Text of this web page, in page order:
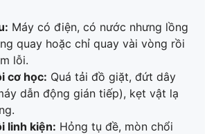
Máy có điện, có nước nhưng lồng
quay hoặc chỉ quay vài vòng rồi
lỗi.
cơ học: Quá tải đồ giặt, đứt dây
dẫn động gián tiếp), kẹt vật lạ
linh kiện: Hỏng tụ đề, mòn chổi